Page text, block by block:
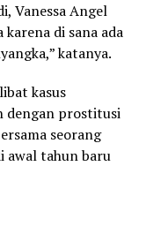
Vanessa Angel
di sana ada
katanya.
kasus
dengan prostitusi
seorang
awal tahun baru